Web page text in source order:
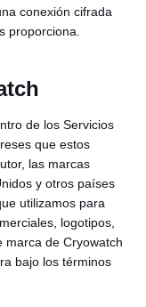
conexión cifrada
proporciona.
de los Servicios
que estos
las marcas
y otros países
utilizamos para
logotipos,
marca de Cryowatch
bajo los términos